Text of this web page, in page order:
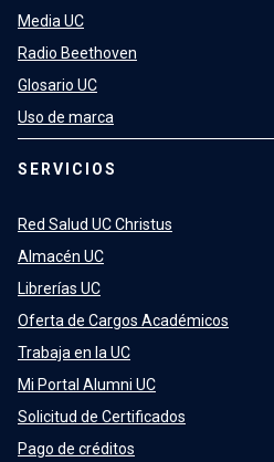
Media UC
Radio Beethoven
Glosario UC
Uso de marca
SERVICIOS
Red Salud UC Christus
Almacén UC
Librerías UC
Oferta de Cargos Académicos
Trabaja en la UC
Mi Portal Alumni UC
Solicitud de Certificados
Pago de créditos